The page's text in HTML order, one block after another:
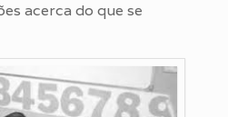
acerca do que se